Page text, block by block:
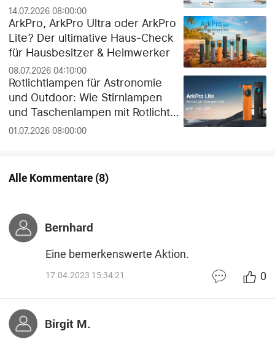
exklusiver Gratis-Geschenk-
Guide!
14.07.2026 08:00:00
ArkPro, ArkPro Ultra oder ArkPro
Lite? Der ultimative Haus-Check
für Hausbesitzer & Heimwerker
08.07.2026 04:10:00
Rotlichtlampen für Astronomie
und Outdoor: Wie Stirnlampen
und Taschenlampen mit Rotlicht
die Dunkeladaptation der Augen
01.07.2026 08:00:00
Alle Kommentare(8)
Bernhard
Eine bemerkenswerte Aktion.
17.04.2023 15:34:21 0
Birgit M.